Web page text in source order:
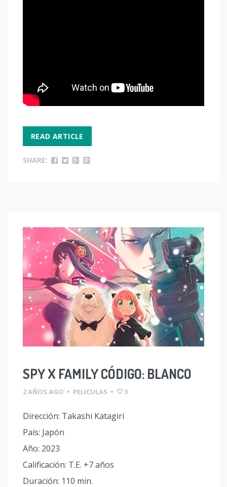
READ ARTICLE
SHARE:
SPY X FAMILY CÓDIGO: BLANCO
2 AÑOS AGO • PELICULAS • 3
Dirección: Takashi Katagiri
País: Japón
Año: 2023
Calificación: T.E. +7 años
Duración: 110 min.